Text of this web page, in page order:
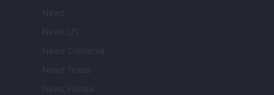
Newz
Newz US
Newz California
Newz Texas
Newz Florida